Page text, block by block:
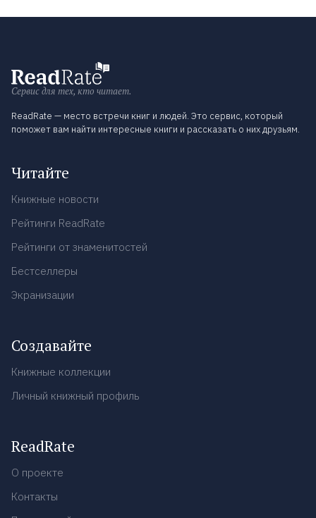
Сервис для тех, кто читает.
ReadRate — место встречи книг и людей. Это сервис, который
поможет вам найти интересные книги и рассказать о них друзьям.
Читайте
Книжные новости
Рейтинги ReadRate
Рейтинги от знаменитостей
Бестселлеры
Экранизации
Создавайте
Книжные коллекции
Личный книжный профиль
ReadRate
О проекте
Контакты